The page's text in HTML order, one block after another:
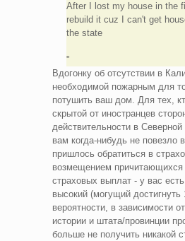
After I lost my house in the
rebuild it cuz I can't get
the state
Вдогонку об отсутствии в
необходимой пожарным для
потушить ваш дом. Для тех,
скрытой от иностранцев
действительности в
вам когда-нибудь не повезло
пришлось обратиться в
возмещением причитающихся
страховых выплат - у вас
высокий (могущий достигнуть
вероятности, в зависимости
истории и штата/провинции
больше не получить никакой